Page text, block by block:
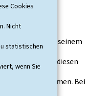
Cookies
Nicht
statistischen
wenn Sie
Mandat als
zunächst von seinem
und diesen
bekommen. Bei